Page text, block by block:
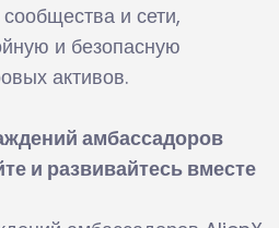
и сети,
и безопасную
активов.
амбассадоров
и развивайтесь вместе